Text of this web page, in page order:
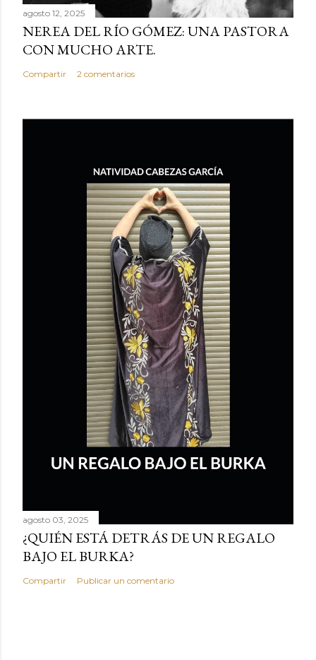
agosto 12, 2025
NEREA DEL RÍO GÓMEZ: UNA PASTORA
CON MUCHO ARTE.
Compartir 2 comentarios
agosto 03, 2025
¿QUIÉN ESTÁ DETRÁS DE UN REGALO
BAJO EL BURKA?
Compartir Publicar un comentario